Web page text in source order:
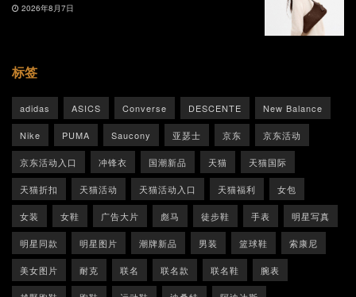
2026年8月7日
标签
adidas ASICS Converse DESCENTE New Balance
Nike PUMA Saucony 亚瑟士 京东 京东活动
京东活动入口 冲锋衣 国潮新品 天猫 天猫国际
天猫折扣 天猫活动 天猫活动入口 天猫福利 女包
女装 女鞋 广告大片 彪马 徒步鞋 手表 明星写真
明星同款 明星图片 潮牌新品 男装 篮球鞋 索康尼
美女图片 耐克 联名 联名款 联名鞋 腕表